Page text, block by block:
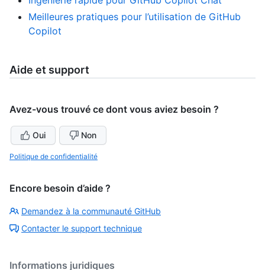
Meilleures pratiques pour l’utilisation de GitHub
Copilot
Aide et support
Avez-vous trouvé ce dont vous aviez besoin ?
Oui Non
Politique de confidentialité
Encore besoin d’aide ?
Demandez à la communauté GitHub
Contacter le support technique
Informations juridiques